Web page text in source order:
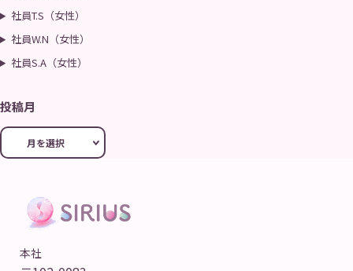
社員T.S（女性）
社員W.N（女性）
社員S.A（女性）
投稿月
本社